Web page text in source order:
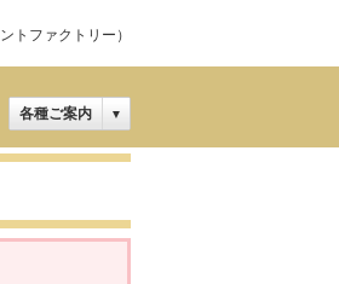
トファクトリー）
各種ご案内 ▼